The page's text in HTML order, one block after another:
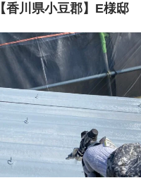
【香川県小豆郡】E様